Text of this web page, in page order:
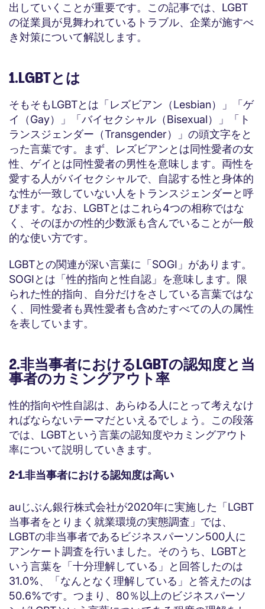
出していくことが重要です。この記事では、LGBT
の従業員が見舞われているトラブル、企業が施すべ
き対策について解説します。
1.LGBTとは
そもそもLGBTとは「レズビアン（Lesbian）」「ゲ
イ（Gay）」「バイセクシャル（Bisexual）」「ト
ランスジェンダー（Transgender）」の頭文字をと
った言葉です。まず、レズビアンとは同性愛者の女
性、ゲイとは同性愛者の男性を意味します。両性を
愛する人がバイセクシャルで、自認する性と身体的
な性が一致していない人をトランスジェンダーと呼
びます。なお、LGBTとはこれら4つの相称ではな
く、そのほかの性的少数派も含んでいることが一般
的な使い方です。
LGBTとの関連が深い言葉に「SOGI」があります。
SOGIとは「性的指向と性自認」を意味します。限
られた性的指向、自分だけをさしている言葉ではな
く、同性愛者も異性愛者も含めたすべての人の属性
を表しています。
2.非当事者におけるLGBTの認知度と当
事者のカミングアウト率
性的指向や性自認は、あらゆる人にとって考えなけ
ればならないテーマだといえるでしょう。この段落
では、LGBTという言葉の認知度やカミングアウト
率について説明していきます。
2-1.非当事者における認知度は高い
auじぶん銀行株式会社が2020年に実施した「LGBT
当事者をとりまく就業環境の実態調査」では、
LGBTの非当事者であるビジネスパーソン500人に
アンケート調査を行いました。そのうち、LGBTと
いう言葉を「十分理解している」と回答したのは
31.0%、「なんとなく理解している」と答えたのは
50.6%です。つまり、80％以上のビジネスパーソ